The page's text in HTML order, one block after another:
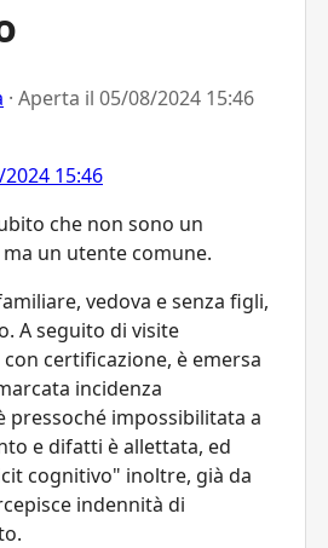
· Aperta il 05/08/2024 15:46
15:46
che non sono un
un utente comune.
vedova e senza figli,
A seguito di visite
con certificazione, è emersa
incidenza
pressoché impossibilitata a
e difatti è allettata, ed
cognitivo" inoltre, già da
indennità di